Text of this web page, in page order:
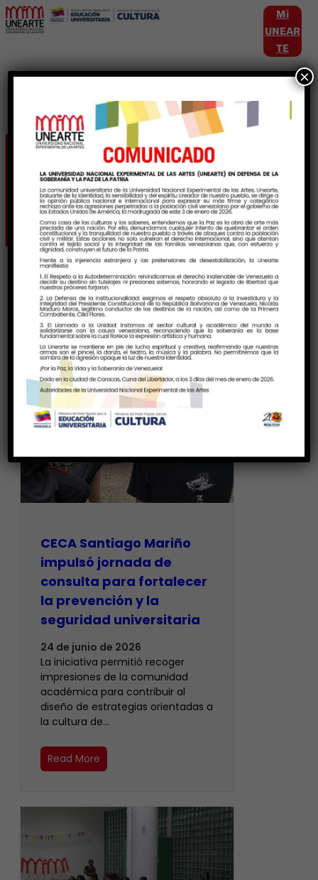
Mi
UNEAR
TE
Etiqueta:
carrerasuniversitarias
CECA Santiago Mariño
impulsó jornada de
consulta para fortalecer
la prevención y la
seguridad universitaria
24 de junio de 2026
La iniciativa permitió recoger
impresiones de la comunidad
académica para contribuir al
diseño de estrategias orientadas a
la cultura de…
Read More
×